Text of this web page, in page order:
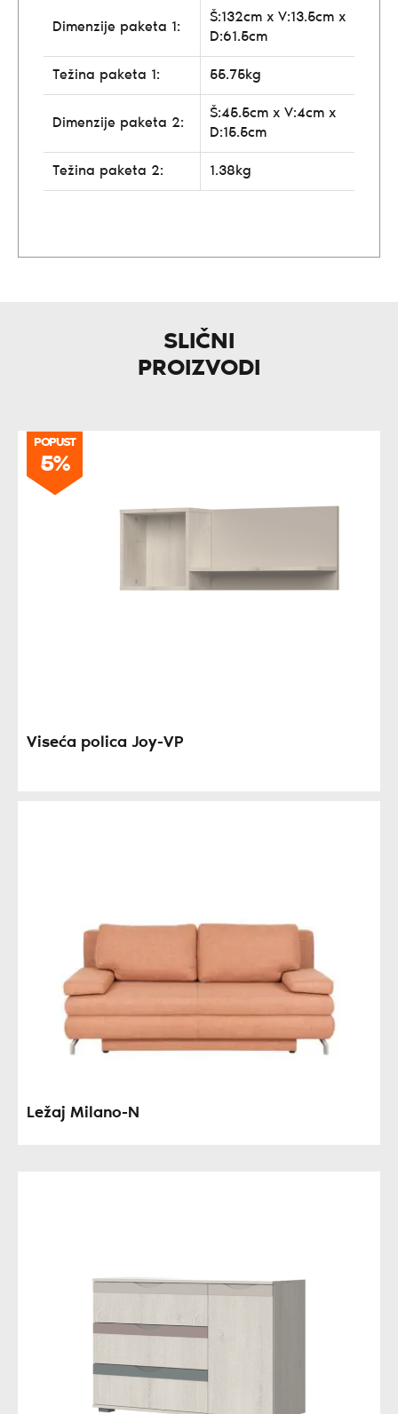
Dimenzije paketa 1:
Š:132cm x V:13.5cm x
D:61.5cm
Težina paketa 1: 55.75kg
Dimenzije paketa 2:
Š:45.5cm x V:4cm x
D:15.5cm
Težina paketa 2: 1.38kg
SLIČNI
PROIZVODI
POPUST
5%
Viseća polica Joy-VP
Ležaj Milano-N